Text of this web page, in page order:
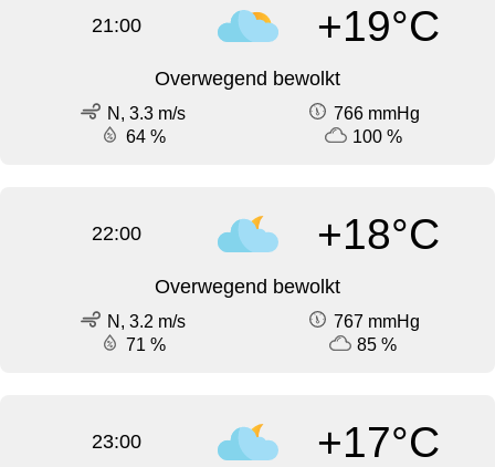
21:00 +19°C
Overwegend bewolkt
N, 3.3 m/s
766 mmHg
64 %
100 %
22:00 +18°C
Overwegend bewolkt
N, 3.2 m/s
767 mmHg
71 %
85 %
23:00 +17°C